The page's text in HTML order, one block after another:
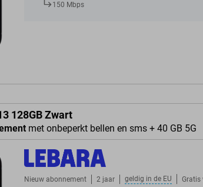
150 Mbps
128GB Zwart
met onbeperkt bellen en sms + 40 GB 5G
Nieuw abonnement 2 jaar geldig in de EU Gratis